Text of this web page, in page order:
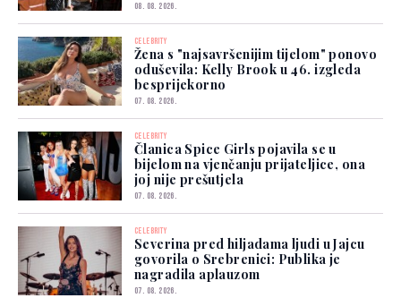
08. 08. 2026.
CELEBRITY
Žena s "najsavršenijim tijelom" ponovo
oduševila: Kelly Brook u 46. izgleda
besprijekorno
07. 08. 2026.
CELEBRITY
Članica Spice Girls pojavila se u
bijelom na vjenčanju prijateljice, ona
joj nije prešutjela
07. 08. 2026.
CELEBRITY
Severina pred hiljadama ljudi u Jajcu
govorila o Srebrenici: Publika je
nagradila aplauzom
07. 08. 2026.